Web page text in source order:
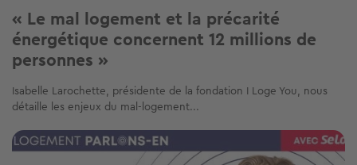
« Le mal logement et la précarité
énergétique concernent 12 millions de
personnes »
Isabelle Larochette, présidente de la fondation I Loge You, nous
détaille les enjeux du mal-logement...
Image